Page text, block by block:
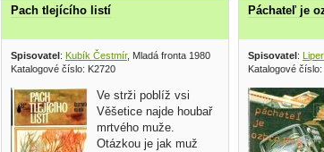
Pach tlejícího listí
Spisovatel : Kubík Čestmír, Mladá fronta 1980
Katalogové číslo: K2720
Ve strži poblíž vsi
Věšetice najde houbař
mrtvého muže.
Otázkou je jak muž
Páchateľ je
Spisovatel :
Katalogové